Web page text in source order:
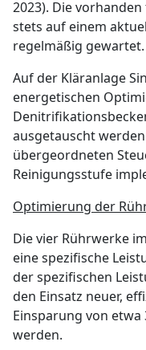
2023). Die
stets auf einem
regelmäßig gewartet.
Auf der Kläranlage
energetischen
ausgetauscht
übergeordneten
Reinigungsstufe
Optimierung der
Die vier Rührwerke
eine spezifische
der spezifischen
den Einsatz neuer,
Einsparung von etwa
werden.